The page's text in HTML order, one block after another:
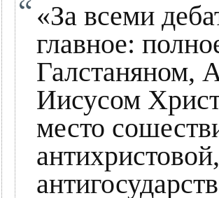
«За всеми
главное:
Галстаняном,
Иисусом
место